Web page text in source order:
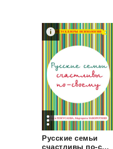
Русские семьи
счастливы по-своему